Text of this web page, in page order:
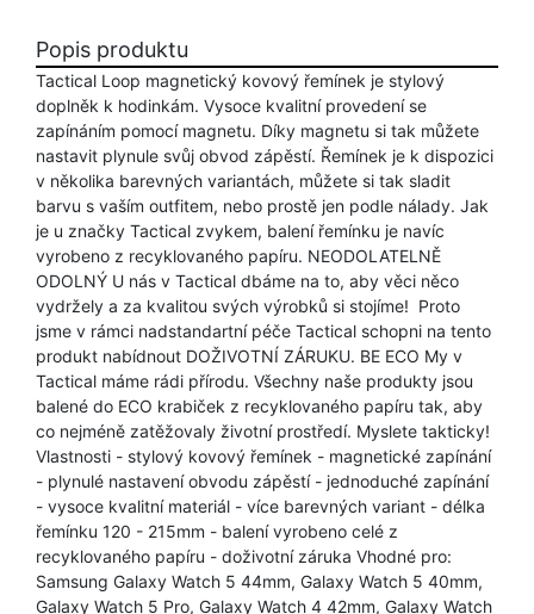
Popis produktu
Tactical Loop magnetický kovový řemínek je stylový
doplněk k hodinkám. Vysoce kvalitní provedení se
zapínáním pomocí magnetu. Díky magnetu si tak můžete
nastavit plynule svůj obvod zápěstí. Řemínek je k dispozici
v několika barevných variantách, můžete si tak sladit
barvu s vaším outfitem, nebo prostě jen podle nálady. Jak
je u značky Tactical zvykem, balení řemínku je navíc
vyrobeno z recyklovaného papíru. NEODOLATELNĚ
ODOLNÝ U nás v Tactical dbáme na to, aby věci něco
vydržely a za kvalitou svých výrobků si stojíme! Proto
jsme v rámci nadstandartní péče Tactical schopni na tento
produkt nabídnout DOŽIVOTNÍ ZÁRUKU. BE ECO My v
Tactical máme rádi přírodu. Všechny naše produkty jsou
balené do ECO krabiček z recyklovaného papíru tak, aby
co nejméně zatěžovaly životní prostředí. Myslete takticky!
Vlastnosti - stylový kovový řemínek - magnetické zapínání
- plynulé nastavení obvodu zápěstí - jednoduché zapínání
- vysoce kvalitní materiál - více barevných variant - délka
řemínku 120 - 215mm - balení vyrobeno celé z
recyklovaného papíru - doživotní záruka Vhodné pro:
Samsung Galaxy Watch 5 44mm, Galaxy Watch 5 40mm,
Galaxy Watch 5 Pro, Galaxy Watch 4 42mm, Galaxy Watch